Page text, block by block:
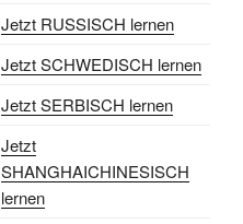
Jetzt RUSSISCH lernen
Jetzt SCHWEDISCH lernen
Jetzt SERBISCH lernen
Jetzt
SHANGHAICHINESISCH
lernen